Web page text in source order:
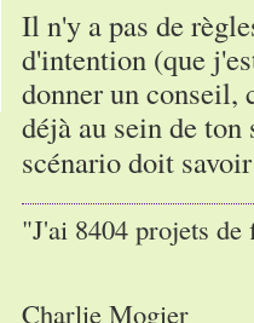
Il n'y a pas de
d'intention (que
donner un conseil,
déjà au sein de
scénario doit
"J'ai 8404 projets
Charlie Mogier